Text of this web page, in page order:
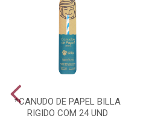
*CANUDO DE PAPEL BILLA
RIGIDO COM 24 UND